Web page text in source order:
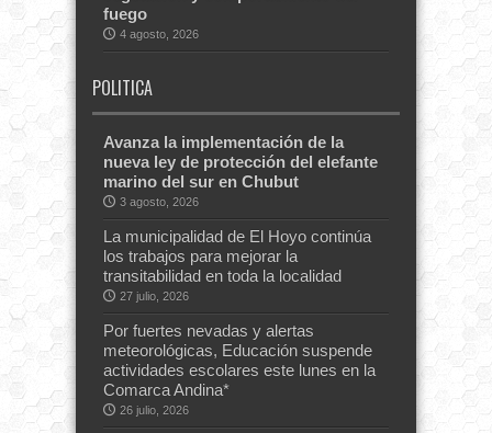
fuego
4 agosto, 2026
POLITICA
Avanza la implementación de la
nueva ley de protección del elefante
marino del sur en Chubut
3 agosto, 2026
La municipalidad de El Hoyo continúa
los trabajos para mejorar la
transitabilidad en toda la localidad
27 julio, 2026
Por fuertes nevadas y alertas
meteorológicas, Educación suspende
actividades escolares este lunes en la
Comarca Andina*
26 julio, 2026